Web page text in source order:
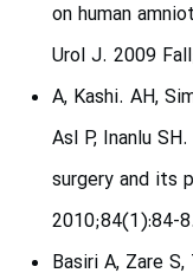
on human
Urol J. 2009
A, Kashi. AH,
Asl P, Inanlu
surgery and its
2010;84(1):84-
Basiri A, Zare